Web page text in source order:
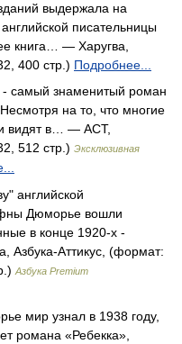
выдержала на
писательницы
книга… — Харугва,
400 стр.) Подробнее...
- самый знаменитый роман
на то, что многие
видят в… — АСТ,
512 стр.) Эксклюзивная
английской
Дюморье вошли
в конце 1920-х -
Азбука-Аттикус, (формат:
Азбука Premium
мир узнал в 1938 году,
романа «Ребекка»,